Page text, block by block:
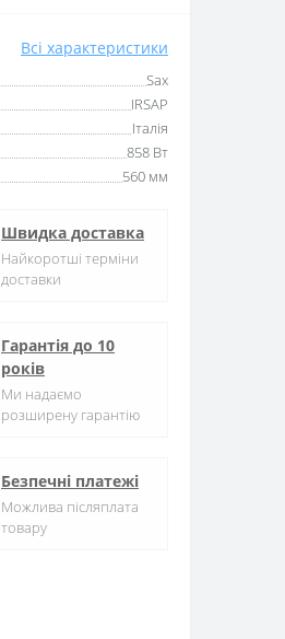
Всі характеристики
Sax
IRSAP
Італія
858 Вт
560 мм
Швидка доставка
Найкоротші терміни
доставки
Гарантія до 10
років
Ми надаємо
розширену гарантію
Безпечні платежі
Можлива післяплата
товару